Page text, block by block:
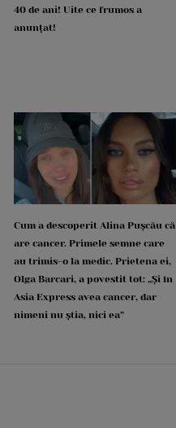
40 de ani! Uite ce frumos a
anunțat!
Cum a descoperit Alina Pușcău că
are cancer. Primele semne care
au trimis-o la medic. Prietena ei,
Olga Barcari, a povestit tot: „Și în
Asia Express avea cancer, dar
nimeni nu știa, nici ea”